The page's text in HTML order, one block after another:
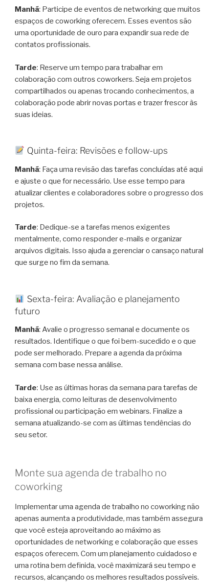
Manhã: Participe de eventos de networking que muitos
espaços de coworking oferecem. Esses eventos são
uma oportunidade de ouro para expandir sua rede de
contatos profissionais.
Tarde: Reserve um tempo para trabalhar em
colaboração com outros coworkers. Seja em projetos
compartilhados ou apenas trocando conhecimentos, a
colaboração pode abrir novas portas e trazer frescor às
suas ideias.
Quinta-feira: Revisões e follow-ups
Manhã: Faça uma revisão das tarefas concluídas até aqui
e ajuste o que for necessário. Use esse tempo para
atualizar clientes e colaboradores sobre o progresso dos
projetos.
Tarde: Dedique-se a tarefas menos exigentes
mentalmente, como responder e-mails e organizar
arquivos digitais. Isso ajuda a gerenciar o cansaço natural
que surge no fim da semana.
Sexta-feira: Avaliação e planejamento
futuro
Manhã: Avalie o progresso semanal e documente os
resultados. Identifique o que foi bem-sucedido e o que
pode ser melhorado. Prepare a agenda da próxima
semana com base nessa análise.
Tarde: Use as últimas horas da semana para tarefas de
baixa energia, como leituras de desenvolvimento
profissional ou participação em webinars. Finalize a
semana atualizando-se com as últimas tendências do
seu setor.
Monte sua agenda de trabalho no
coworking
Implementar uma agenda de trabalho no coworking não
apenas aumenta a produtividade, mas também assegura
que você esteja aproveitando ao máximo as
oportunidades de networking e colaboração que esses
espaços oferecem. Com um planejamento cuidadoso e
uma rotina bem definida, você maximizará seu tempo e
recursos, alcançando os melhores resultados possíveis.